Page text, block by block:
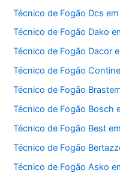
Técnico de Fogão Dcs
Técnico de Fogão Dako
Técnico de Fogão Dacor
Técnico de Fogão
Técnico de Fogão
Técnico de Fogão Bosch
Técnico de Fogão Best
Técnico de Fogão
Técnico de Fogão Asko